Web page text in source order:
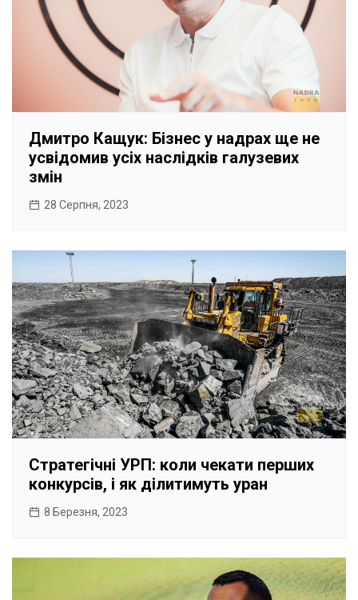
Дмитро Кащук: Бізнес у надрах ще не
усвідомив усіх наслідків галузевих
змін
28 Серпня, 2023
Стратегічні УРП: коли чекати перших
конкурсів, і як ділитимуть уран
8 Березня, 2023